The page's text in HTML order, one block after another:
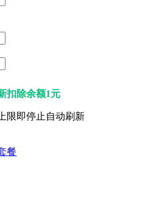
扣除余额1元
限即停止自动刷新
餐